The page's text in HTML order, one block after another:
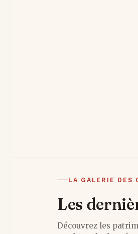
LA GALERIE DES
Les
Découvrez les